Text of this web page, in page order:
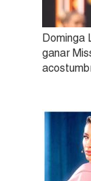
Dominga
ganar